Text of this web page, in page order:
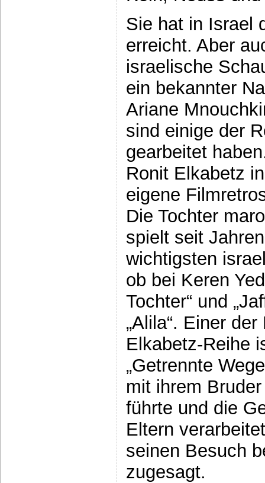
Sie hat in Israel
erreicht. Aber
israelische
ein bekannter
Ariane
sind einige der
gearbeitet
Ronit Elkabetz
eigene
Die Tochter
spielt seit
wichtigsten
ob bei Keren
Tochter“ und
„Alila“. Einer
Elkabetz-Reihe
„Getrennte
mit ihrem
führte und die
Eltern
seinen Besuch
zugesagt.